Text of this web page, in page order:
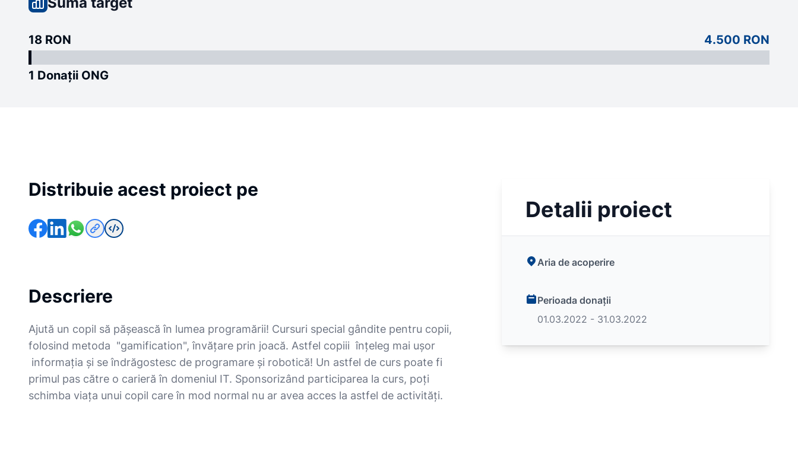
18 RON 4.500 RON
1 Donații ONG
Distribuie acest proiect pe
Descriere
Ajută un copil să pășească în lumea programării! Cursuri special gândite pentru copii,
folosind metoda "gamification", învățare prin joacă. Astfel copiii înțeleg mai ușor
informația și se îndrăgostesc de programare și robotică! Un astfel de curs poate fi
primul pas către o carieră în domeniul IT. Sponsorizând participarea la curs, poți
schimba viața unui copil care în mod normal nu ar avea acces la astfel de activități.
Detalii proiect
Aria de acoperire
Perioada donații
01.03.2022 - 31.03.2022